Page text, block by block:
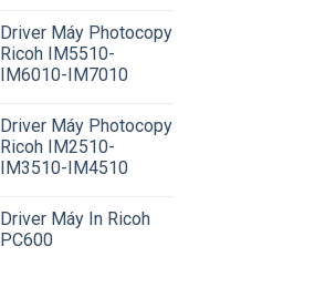
Driver Máy Photocopy
Ricoh IM5510-
IM6010-IM7010
Driver Máy Photocopy
Ricoh IM2510-
IM3510-IM4510
Driver Máy In Ricoh
PC600